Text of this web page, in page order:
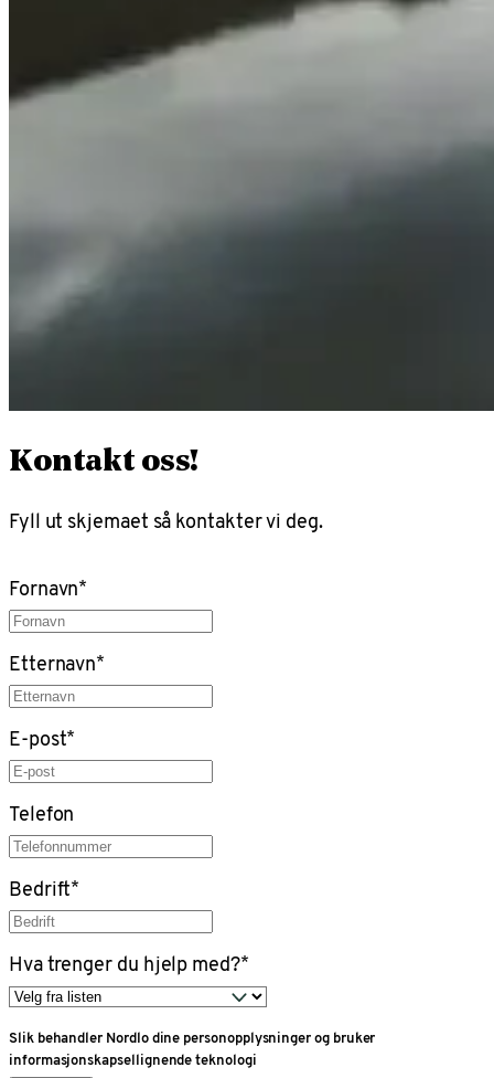
Kontakt oss!
Fyll ut skjemaet så kontakter vi deg.
Fornavn*
Etternavn*
E-post*
Telefon
Bedrift*
Hva trenger du hjelp med?*
Slik behandler Nordlo dine personopplysninger og bruker
informasjonskapsellignende teknologi